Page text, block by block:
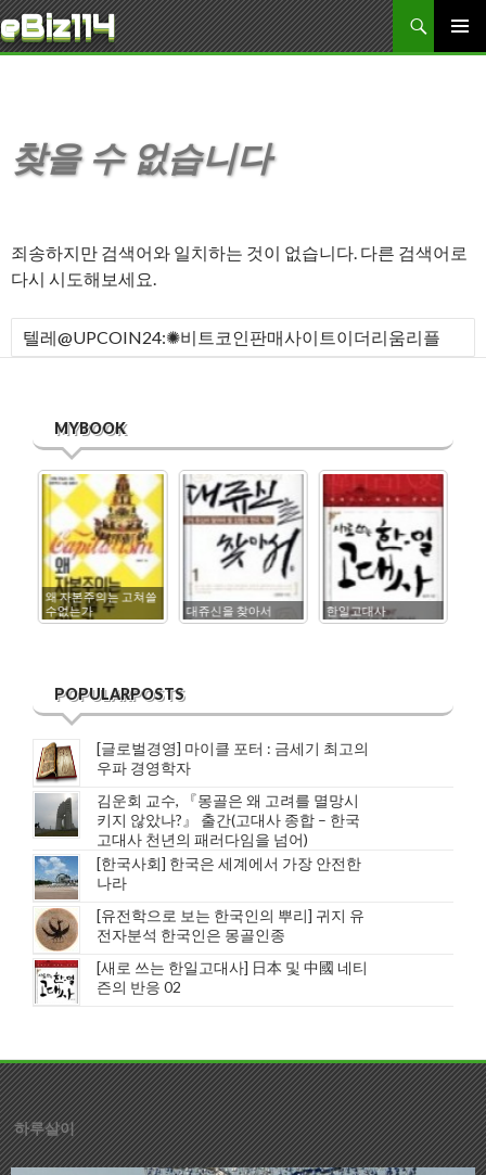
eBiz114
검색
주 메뉴
콘텐츠로 바로가기
찾을 수 없습니다
죄송하지만 검색어와 일치하는 것이 없습니다. 다른 검색어로
다시 시도해보세요.
다음 검색:
MYBOOK
왜 자본주의는 고쳐쓸
수없는가
대쥬신을 찾아서 한일고대사
POPULARPOSTS
[글로벌경영] 마이클 포터 : 금세기 최고의
우파 경영학자
김운회 교수, 『몽골은 왜 고려를 멸망시
키지 않았나?』 출간(고대사 종합 – 한국
고대사 천년의 패러다임을 넘어)
[한국사회] 한국은 세계에서 가장 안전한
나라
[유전학으로 보는 한국인의 뿌리] 귀지 유
전자분석 한국인은 몽골인종
[새로 쓰는 한일고대사] 日本 및 中國 네티
즌의 반응 02
하루살이